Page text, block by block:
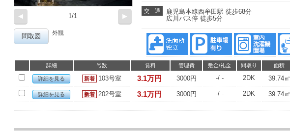
◀ 1/1 ▶
間取図 外観
交 通
鹿児島本線西牟田駅 徒歩68分
広川バス停 徒歩5分
詳細 号数 賃料 管理費 敷金/礼金 間取り 面積
詳細を見る 103号室 3.1万円 3000円 -/ - 2DK 39.74㎡
詳細を見る 202号室 3.1万円 3000円 -/ - 2DK 39.74㎡